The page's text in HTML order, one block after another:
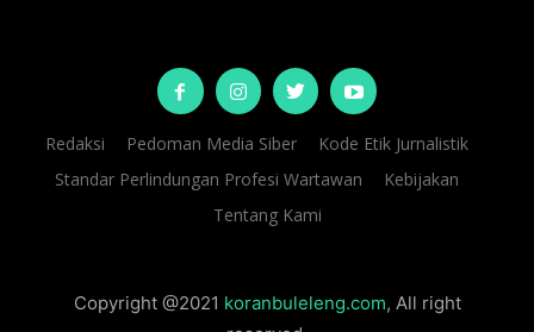
Redaksi Pedoman Media Siber
Kode Etik Jurnalistik
Standar Perlindungan Profesi Wartawan
Kebijakan
Tentang Kami
Copyright @2021 koranbuleleng.com, All right